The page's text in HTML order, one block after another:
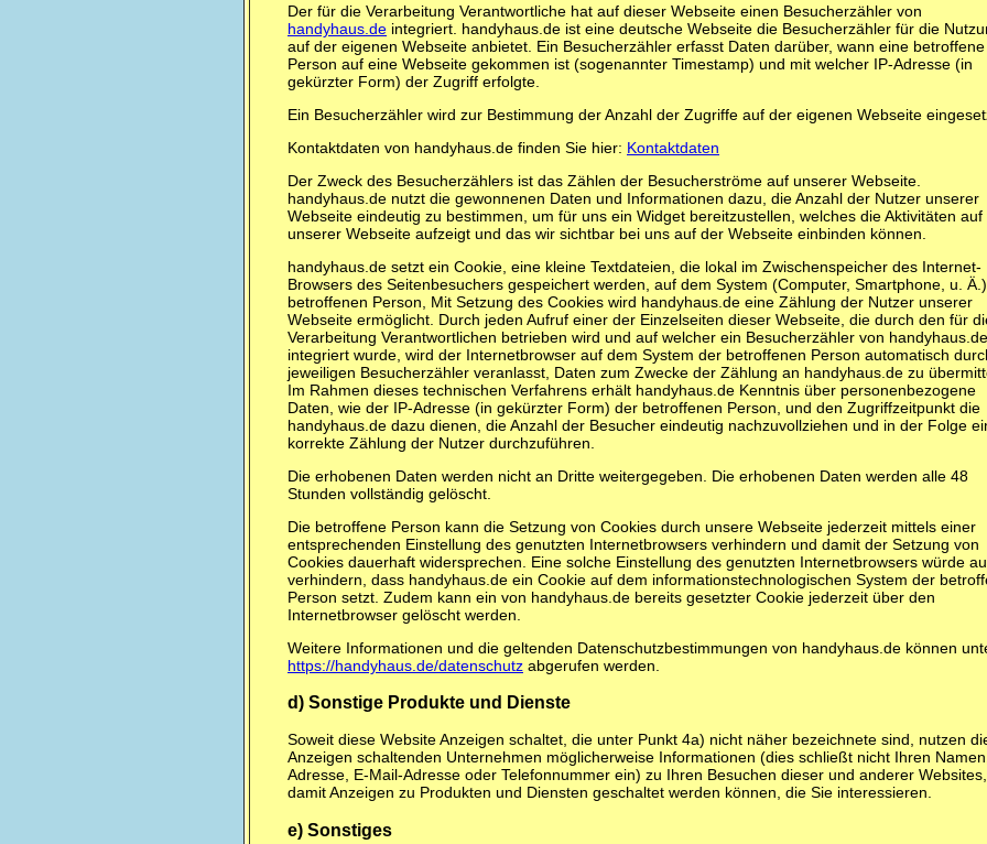
Der für die Verarbeitung Verantwortliche hat auf dieser Webseite einen Besucherzähler von
handyhaus.de integriert. handyhaus.de ist eine deutsche Webseite die Besucherzähler für die
auf der eigenen Webseite anbietet. Ein Besucherzähler erfasst Daten darüber, wann eine betroffene
Person auf eine Webseite gekommen ist (sogenannter Timestamp) und mit welcher IP-Adresse (in
gekürzter Form) der Zugriff erfolgte.
Ein Besucherzähler wird zur Bestimmung der Anzahl der Zugriffe auf der eigenen Webseite
Kontaktdaten von handyhaus.de finden Sie hier: Kontaktdaten
Der Zweck des Besucherzählers ist das Zählen der Besucherströme auf unserer Webseite.
handyhaus.de nutzt die gewonnenen Daten und Informationen dazu, die Anzahl der Nutzer unserer
Webseite eindeutig zu bestimmen, um für uns ein Widget bereitzustellen, welches die Aktivitäten auf
unserer Webseite aufzeigt und das wir sichtbar bei uns auf der Webseite einbinden können.
handyhaus.de setzt ein Cookie, eine kleine Textdateien, die lokal im Zwischenspeicher des Internet-
Browsers des Seitenbesuchers gespeichert werden, auf dem System (Computer, Smartphone, u.
betroffenen Person, Mit Setzung des Cookies wird handyhaus.de eine Zählung der Nutzer unserer
Webseite ermöglicht. Durch jeden Aufruf einer der Einzelseiten dieser Webseite, die durch den für
Verarbeitung Verantwortlichen betrieben wird und auf welcher ein Besucherzähler von handyhaus.de
integriert wurde, wird der Internetbrowser auf dem System der betroffenen Person automatisch
jeweiligen Besucherzähler veranlasst, Daten zum Zwecke der Zählung an handyhaus.de zu
Im Rahmen dieses technischen Verfahrens erhält handyhaus.de Kenntnis über personenbezogene
Daten, wie der IP-Adresse (in gekürzter Form) der betroffenen Person, und den Zugriffzeitpunkt die
handyhaus.de dazu dienen, die Anzahl der Besucher eindeutig nachzuvollziehen und in der Folge
korrekte Zählung der Nutzer durchzuführen.
Die erhobenen Daten werden nicht an Dritte weitergegeben. Die erhobenen Daten werden alle 48
Stunden vollständig gelöscht.
Die betroffene Person kann die Setzung von Cookies durch unsere Webseite jederzeit mittels einer
entsprechenden Einstellung des genutzten Internetbrowsers verhindern und damit der Setzung von
Cookies dauerhaft widersprechen. Eine solche Einstellung des genutzten Internetbrowsers würde
verhindern, dass handyhaus.de ein Cookie auf dem informationstechnologischen System der
Person setzt. Zudem kann ein von handyhaus.de bereits gesetzter Cookie jederzeit über den
Internetbrowser gelöscht werden.
Weitere Informationen und die geltenden Datenschutzbestimmungen von handyhaus.de können
https://handyhaus.de/datenschutz abgerufen werden.
d) Sonstige Produkte und Dienste
Soweit diese Website Anzeigen schaltet, die unter Punkt 4a) nicht näher bezeichnete sind, nutzen
Anzeigen schaltenden Unternehmen möglicherweise Informationen (dies schließt nicht Ihren
Adresse, E-Mail-Adresse oder Telefonnummer ein) zu Ihren Besuchen dieser und anderer Websites,
damit Anzeigen zu Produkten und Diensten geschaltet werden können, die Sie interessieren.
e) Sonstiges